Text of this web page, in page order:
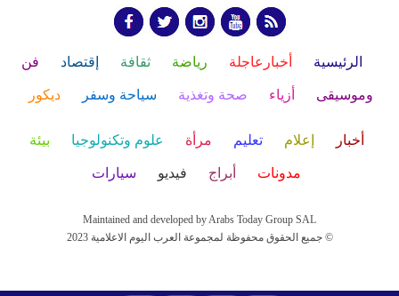
الرئيسية أخبارعاجلة رياضة ثقافة إقتصاد فن
وموسيقى أزياء صحة وتغذية سياحة وسفر ديكور
أخبار إعلام تعليم مرأة علوم وتكنولوجيا بيئة
مدونات أبراج فيديو سيارات
Maintained and developed by Arabs Today Group SAL
جميع الحقوق محفوظة لمجموعة العرب اليوم الاعلامية 2023 ©